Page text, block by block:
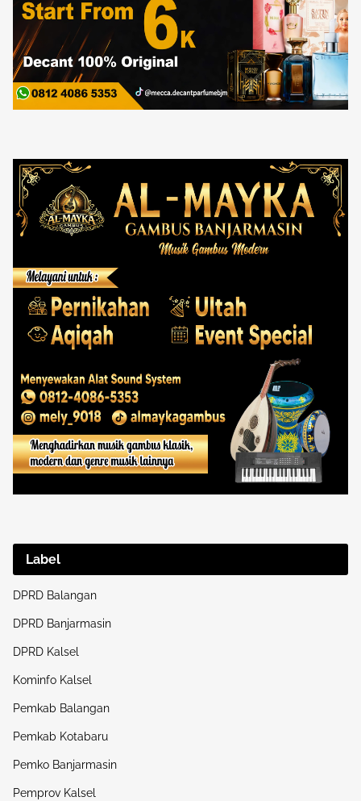
Label
DPRD Balangan
DPRD Banjarmasin
DPRD Kalsel
Kominfo Kalsel
Pemkab Balangan
Pemkab Kotabaru
Pemko Banjarmasin
Pemprov Kalsel